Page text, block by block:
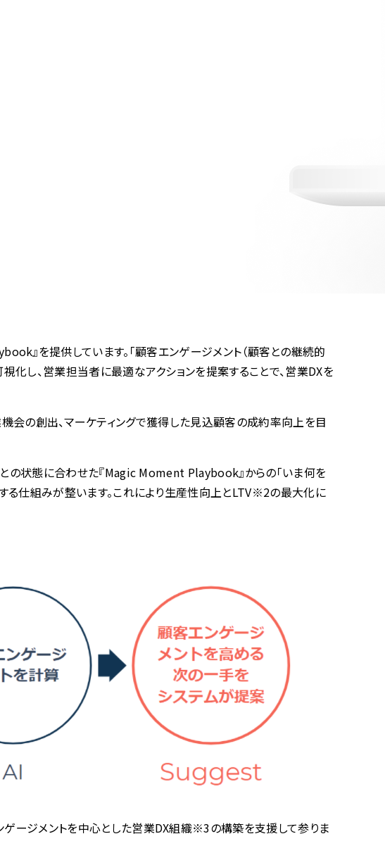
』を提供しています。「顧客エンゲージメント（顧客との継続的
化し、営業担当者に最適なアクションを提案することで、営業DXを
会の創出、マーケティングで獲得した見込顧客の成約率向上を目
の状態に合わせた『Magic Moment Playbook』からの「いま何を
る仕組みが整います。これにより生産性向上とLTV※2の最大化に
ージメントを中心とした営業DX組織※3の構築を支援して参りま